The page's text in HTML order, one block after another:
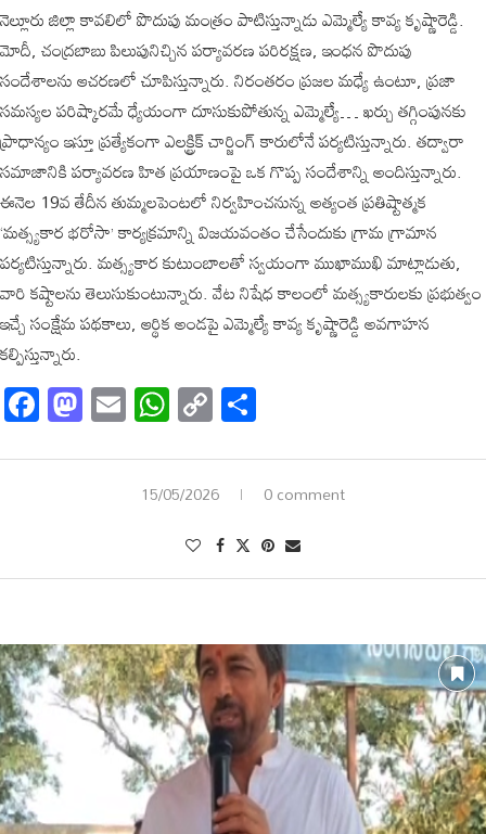
నెల్లూరు జిల్లా కావలిలో పొదుపు మంత్రం పాటిస్తున్నాడు ఎమ్మెల్యే కావ్య కృష్ణారెడ్డి.
మోదీ, చంద్రబాబు పిలుపునిచ్చిన పర్యావరణ పరిరక్షణ, ఇంధన పొదుపు
సందేశాలను ఆచరణలో చూపిస్తున్నారు. నిరంతరం ప్రజల మధ్యే ఉంటూ, ప్రజా
సమస్యల పరిష్కారమే ధ్యేయంగా దూసుకుపోతున్న ఎమ్మెల్యే… ఖర్చు తగ్గింపునకు
ప్రాధాన్యం ఇస్తూ ప్రత్యేకంగా ఎలక్ట్రిక్ చార్జింగ్ కారులోనే పర్యటిస్తున్నారు. తద్వారా
సమాజానికి పర్యావరణ హిత ప్రయాణంపై ఒక గొప్ప సందేశాన్ని అందిస్తున్నారు.
ఈనెల 19వ తేదీన తుమ్మలపెంటలో నిర్వహించనున్న అత్యంత ప్రతిష్టాత్మక
‘మత్స్యకార భరోసా’ కార్యక్రమాన్ని విజయవంతం చేసేందుకు గ్రామ గ్రామాన
పర్యటిస్తున్నారు. మత్స్యకార కుటుంబాలతో స్వయంగా ముఖాముఖి మాట్లాడుతు,
వారి కష్టాలను తెలుసుకుంటున్నారు. వేట నిషేధ కాలంలో మత్స్యకారులకు ప్రభుత్వం
ఇచ్చే సంక్షేమ పథకాలు, ఆర్థిక అండపై ఎమ్మెల్యే కావ్య కృష్ణారెడ్డి అవగాహన
కల్పిస్తున్నారు.
Facebook
Mastodon
EmailWhatsApp
Copy
Link
15/05/2026 0 comment